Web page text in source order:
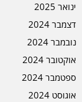
ינואר 2025
דצמבר 2024
נובמבר 2024
אוקטובר 2024
ספטמבר 2024
אוגוסט 2024